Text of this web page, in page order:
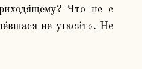
Что не с
не угаси́т». Не